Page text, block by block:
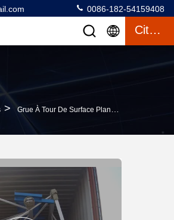
0086-182-54159408
Citation
> Grue À Tour De Surface Plane